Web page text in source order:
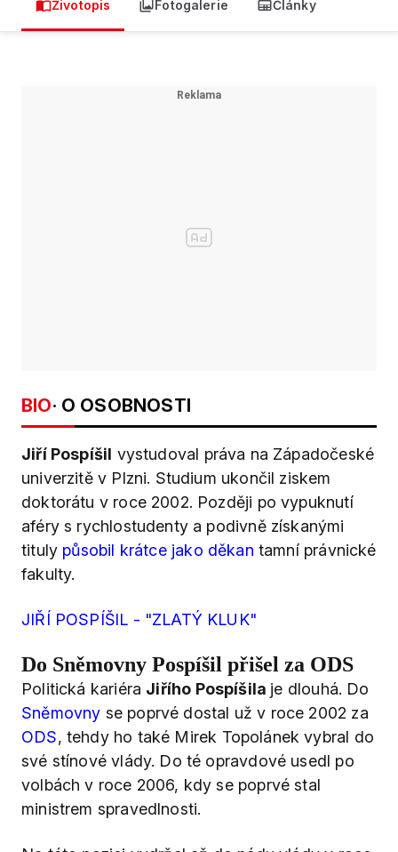
Životopis Fotogalerie Články
BIO· O OSOBNOSTI
Jiří Pospíšil vystudoval práva na Západočeské
univerzitě v Plzni. Studium ukončil ziskem
doktorátu v roce 2002. Později po vypuknutí
aféry s rychlostudenty a podivně získanými
tituly působil krátce jako děkan tamní právnické
fakulty.
JIŘÍ POSPÍŠIL - "ZLATÝ KLUK"
Do Sněmovny Pospíšil přišel za ODS
Politická kariéra Jiřího Pospíšila je dlouhá. Do
Sněmovny se poprvé dostal už v roce 2002 za
ODS, tehdy ho také Mirek Topolánek vybral do
své stínové vlády. Do té opravdové usedl po
volbách v roce 2006, kdy se poprvé stal
ministrem spravedlnosti.